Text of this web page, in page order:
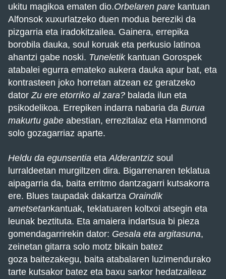
ukitu magikoa ematen dio.Orbelaren pare kantuan
Alfonsok xuxurlatzeko duen modua bereziki da
pizgarria eta iradokitzailea. Gainera, errepika
borobila dauka, soul koruak eta perkusio latinoa
ahantzi gabe noski. Tuneletikkantuan Gorospek
atabalei egurra emateko aukera dauka apur bat, eta
kontrasteen joko horretan atzean ez geratzeko
datorZu ere etorriko al zara? balada ilun eta
psikodelikoa. Errepiken indarra nabaria da Burua
makurtu gabe abestian, errezitalaz eta Hammond
solo gozagarriaz aparte.
Heldu da egunsentia eta Alderantziz soul
lurraldeetan murgiltzen dira. Bigarrenaren teklatua
aipagarria da, baita erritmo dantzagarri kutsakorra
ere. Blues taupadak dakartza Oraindik
ametsetankantuak, teklatuaren koltxoi atsegin eta
leunak beztituta. Eta amaiera indartsua bi pieza
gomendagarrirekin dator: Gesala eta argitasuna,
zeinetan gitarra solo motz bikain batez
goza baitezakegu, baita atabalaren luzimendurako
tarte kutsakor batez eta baxu sarkor hedatzaileaz